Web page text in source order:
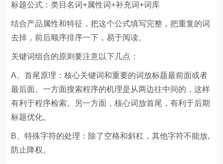
标题公式：类目名词+属性词+补充词+词库
结合产品属性和特征，把这个公式填写完整，把重复的词
去掉，前后顺序排序一下，易于阅读。
关键词组合的原则要注意以下几点：
A、首尾原理：核心关键词和重要的词放标题最前面或者
最后面。一方面搜索程序的机理是从两边往中间的，这样
有利于程序检索。另一方面，核心词放首尾，有利于后期
标题优化。
B、特殊字符的处理：除了空格和斜杠，其他字符不能放,
防止降权。